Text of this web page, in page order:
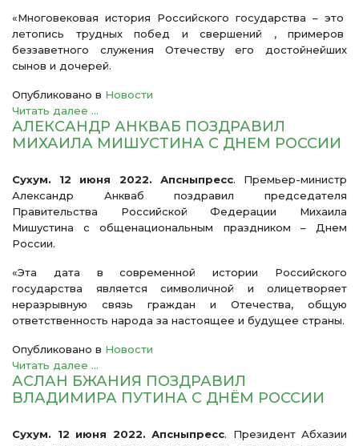
«Многовековая история Российского государства – это
летопись трудных побед и свершений , примеров
беззаветного служения Отечеству его достойнейших
сынов и дочерей.
Опубликовано в Новости
Читать далее ...
АЛЕКСАНДР АНКВАБ ПОЗДРАВИЛ
МИХАИЛА МИШУСТИНА С ДНЕМ РОССИИ
Сухум. 12 июня 2022. Апсныпресс. Премьер-министр
Александр Анкваб поздравил председателя
Правительства Российской Федерации Михаила
Мишустина с общенациональным праздником – Днем
России.
«Эта дата в современной истории Российского
государства является символичной и олицетворяет
неразрывную связь граждан и Отечества, общую
ответственность народа за настоящее и будущее страны.
Опубликовано в Новости
Читать далее ...
АСЛАН БЖАНИЯ ПОЗДРАВИЛ
ВЛАДИМИРА ПУТИНА С ДНЁМ РОССИИ
Сухум. 12 июня 2022. Апсныпресс. Президент Абхазии